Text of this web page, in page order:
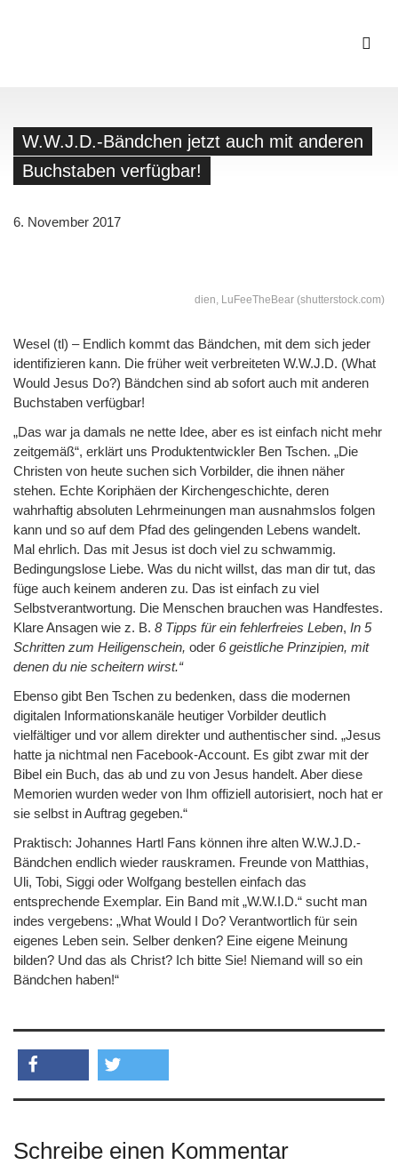
W.W.J.D.-Bändchen jetzt auch mit anderen
Buchstaben verfügbar!
6. November 2017
dien, LuFeeTheBear (shutterstock.com)
Wesel (tl) – Endlich kommt das Bändchen, mit dem sich jeder
identifizieren kann. Die früher weit verbreiteten W.W.J.D. (What
Would Jesus Do?) Bändchen sind ab sofort auch mit anderen
Buchstaben verfügbar!
„Das war ja damals ne nette Idee, aber es ist einfach nicht mehr
zeitgemäß“, erklärt uns Produktentwickler Ben Tschen. „Die
Christen von heute suchen sich Vorbilder, die ihnen näher
stehen. Echte Koriphäen der Kirchengeschichte, deren
wahrhaftig absoluten Lehrmeinungen man ausnahmslos folgen
kann und so auf dem Pfad des gelingenden Lebens wandelt.
Mal ehrlich. Das mit Jesus ist doch viel zu schwammig.
Bedingungslose Liebe. Was du nicht willst, das man dir tut, das
füge auch keinem anderen zu. Das ist einfach zu viel
Selbstverantwortung. Die Menschen brauchen was Handfestes.
Klare Ansagen wie z. B. 8 Tipps für ein fehlerfreies Leben, In 5
Schritten zum Heiligenschein, oder 6 geistliche Prinzipien, mit
denen du nie scheitern wirst.“
Ebenso gibt Ben Tschen zu bedenken, dass die modernen
digitalen Informationskanäle heutiger Vorbilder deutlich
vielfältiger und vor allem direkter und authentischer sind. „Jesus
hatte ja nichtmal nen Facebook-Account. Es gibt zwar mit der
Bibel ein Buch, das ab und zu von Jesus handelt. Aber diese
Memorien wurden weder von Ihm offiziell autorisiert, noch hat er
sie selbst in Auftrag gegeben.“
Praktisch: Johannes Hartl Fans können ihre alten W.W.J.D.-
Bändchen endlich wieder rauskramen. Freunde von Matthias,
Uli, Tobi, Siggi oder Wolfgang bestellen einfach das
entsprechende Exemplar. Ein Band mit „W.W.I.D.“ sucht man
indes vergebens: „What Would I Do? Verantwortlich für sein
eigenes Leben sein. Selber denken? Eine eigene Meinung
bilden? Und das als Christ? Ich bitte Sie! Niemand will so ein
Bändchen haben!“
teilen twittern
Schreibe einen Kommentar